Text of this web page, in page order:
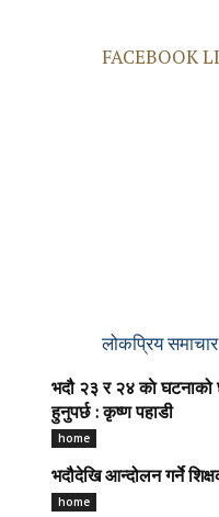
FACEBOOK
लोकप्रिय समाचार
भदौ २३ र २४ काे घटनाको
हुनुपर्छ : कृष्ण पहाडी
home
भदौदेखि आन्दोलन गर्ने
home